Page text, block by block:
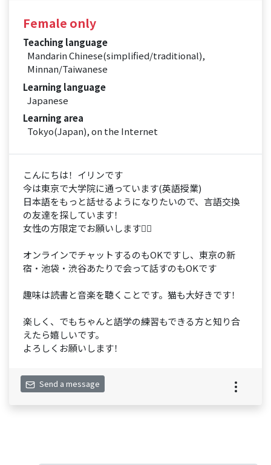
Female only
Teaching language
Mandarin Chinese(simplified/traditional),
Minnan/Taiwanese
Learning language
Japanese
Learning area
Tokyo(Japan), on the Internet
こんにちは！イリンです
今は東京で大学院に通っています(英語授業)
日本語をもっと話せるようになりたいので、言語交換
の友達を探しています！
女性の方限定でお願いします🙇‍♀️
オンラインでチャットするのもOKですし、東京の新
宿・池袋・渋谷あたりで会って話すのもOKです
趣味は読書と音楽を聴くことです。猫も大好きです！
楽しく、でもちゃんと語学の練習もできる方と知り合
えたら嬉しいです。
よろしくお願いします！
Send a message